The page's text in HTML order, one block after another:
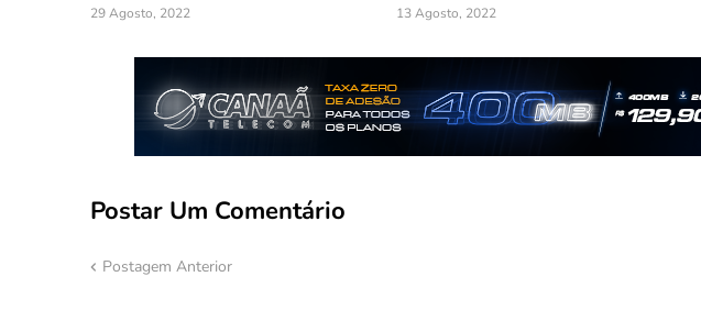
29 Agosto, 2022 13 Agosto, 2022
Postar Um Comentário
Postagem Anterior